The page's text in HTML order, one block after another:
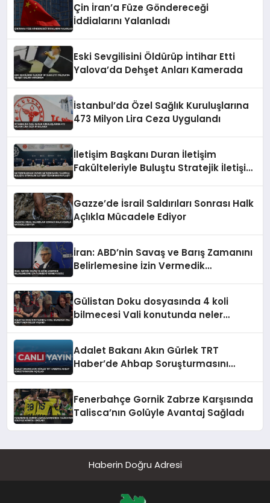
Çin İran’a Füze Göndereceği
İddialarını Yalanladı
Eski Sevgilisini Öldürüp İntihar Etti
Yalova’da Dehşet Anları Kamerada
İstanbul’da Özel Sağlık Kuruluşlarına
473 Milyon Lira Ceza Uygulandı
İletişim Başkanı Duran İletişim
Fakülteleriyle Buluştu Stratejik İletişim
Gazze’de İsrail Saldırıları Sonrası Halk
Açlıkla Mücadele Ediyor
İran: ABD’nin Savaş ve Barış Zamanını
Belirlemesine İzin Vermedik
Gülistan Doku dosyasında 4 koli
bilmecesi Vali konutunda neler
Adalet Bakanı Akın Gürlek TRT
Haber’de Ahbap Soruşturmasını
Fenerbahçe Gornik Zabrze Karşısında
Talisca’nın Golüyle Avantaj Sağladı
Haberin Doğru Adresi